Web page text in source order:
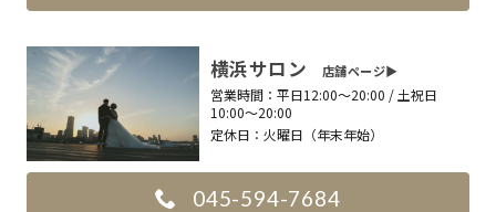
横浜サロン 店舗ページ▶︎
営業時間： 平日12:00〜20:00 / 土祝日
10:00〜20:00
定休日： 火曜日（年末年始）
045-594-7684